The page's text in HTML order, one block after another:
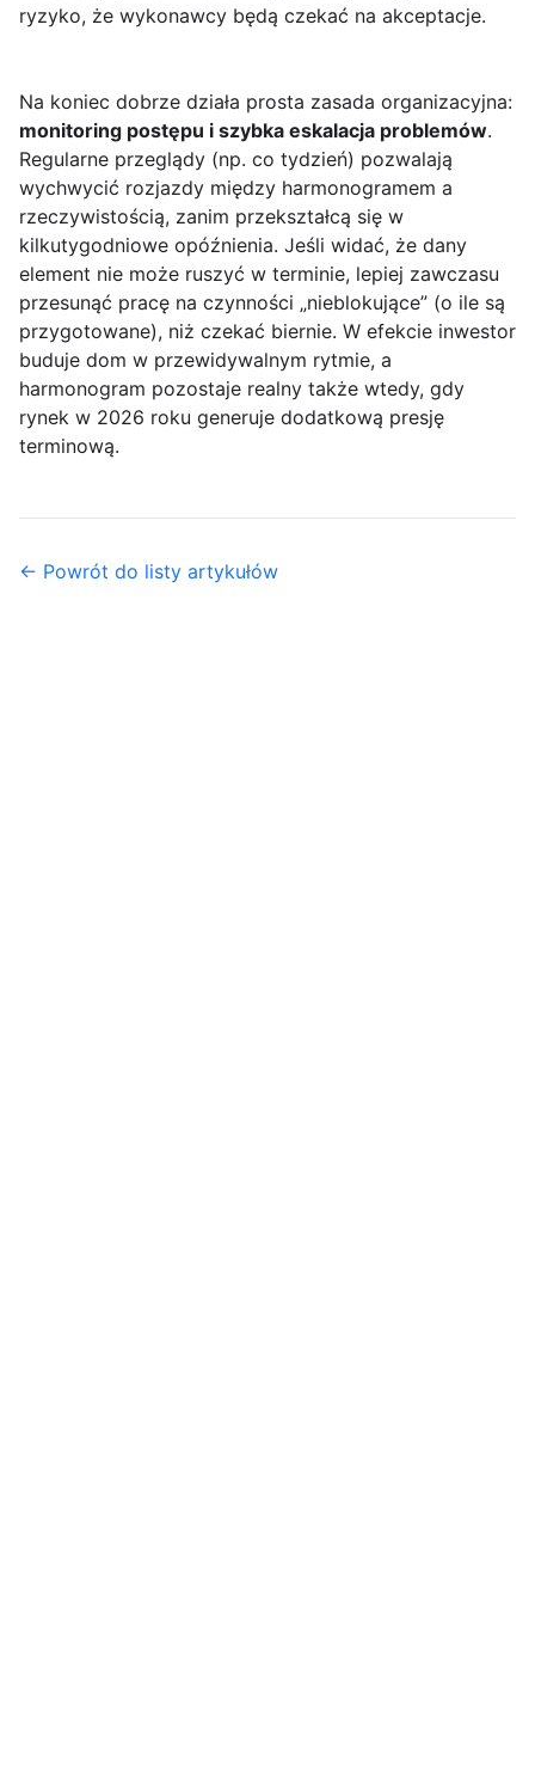
ryzyko, że wykonawcy będą czekać na akceptacje.
Na koniec dobrze działa prosta zasada organizacyjna:
monitoring postępu i szybka eskalacja problemów.
Regularne przeglądy (np. co tydzień) pozwalają
wychwycić rozjazdy między harmonogramem a
rzeczywistością, zanim przekształcą się w
kilkutygodniowe opóźnienia. Jeśli widać, że dany
element nie może ruszyć w terminie, lepiej zawczasu
przesunąć pracę na czynności „nieblokujące” (o ile są
przygotowane), niż czekać biernie. W efekcie inwestor
buduje dom w przewidywalnym rytmie, a
harmonogram pozostaje realny także wtedy, gdy
rynek w 2026 roku generuje dodatkową presję
terminową.
← Powrót do listy artykułów